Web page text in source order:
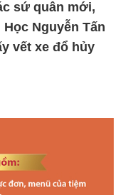
sứ quân mới,
Nguyễn Tấn
vết xe đổ hủy